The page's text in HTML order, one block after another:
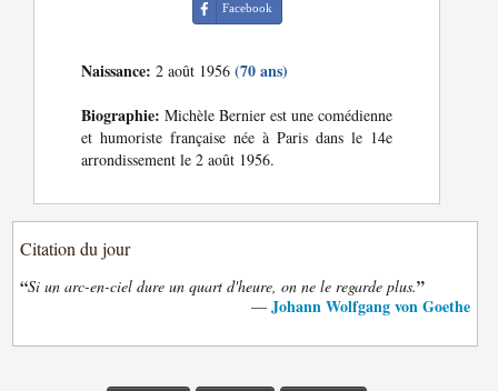
Facebook
Naissance: 2 août 1956(70 ans)
Biographie: Michèle Bernier est une comédienne
et humoriste française née à Paris dans le 14e
arrondissement le 2 août 1956.
Citation du jour
“Si un arc-en-ciel dure un quart d'heure, on ne le regarde plus.”
— Johann Wolfgang von Goethe